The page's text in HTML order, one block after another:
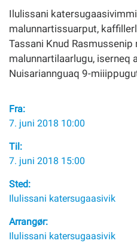
Tassaarsuaq
sullissivik.gl
Pilersaarutinut isaavik
Ilulissani
malunnartissuarput,
Tassani Knud Rasmussenip
malunnartilaarlugu, iserneq
Nuisariannguaq 9-
Fra:
7. juni 2018 10:00
Til:
7. juni 2018 15:00
Sted:
Ilulissani katersugaasivik
Arrangør:
Ilulissani katersugaasivik